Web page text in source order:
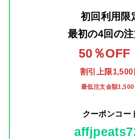
初回利用限
最初の4回の
50％OFF
割引上限1,500
最低注文金額1,500
クーポンコー